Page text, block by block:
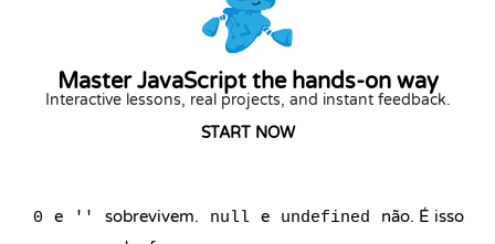
Master JavaScript the hands-on way
Interactive lessons, real projects, and instant feedback.
START NOW
0 e '' sobrevivem. null e undefined
não. É isso